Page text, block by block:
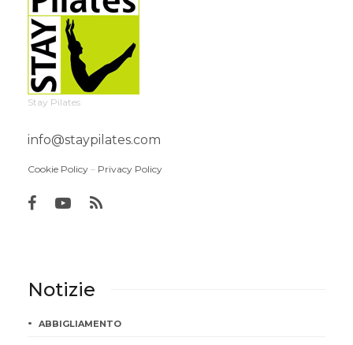
Stay Pilates
info@staypilates.com
Cookie Policy – Privacy Policy
Notizie
ABBIGLIAMENTO